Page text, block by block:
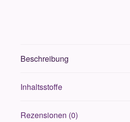
Beschreibung
Inhaltsstoffe
Rezensionen (0)